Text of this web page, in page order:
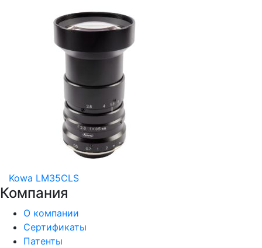
Kowa LM35CLS
Компания
О компании
Сертификаты
Патенты